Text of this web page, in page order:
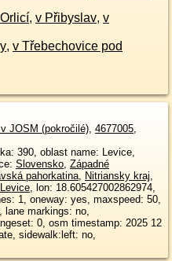
, v Přibyslav, v
, v Třebechovice pod
JOSM (pokročilé), 4677005,
Slovensko, Západné
pahorkatina, Nitriansky kraj,
Levice, lon: 18.605427002862974,
1, oneway: yes, maxspeed: 50,
lane markings: no,
0, osm timestamp: 2025 12
sidewalk:left: no,